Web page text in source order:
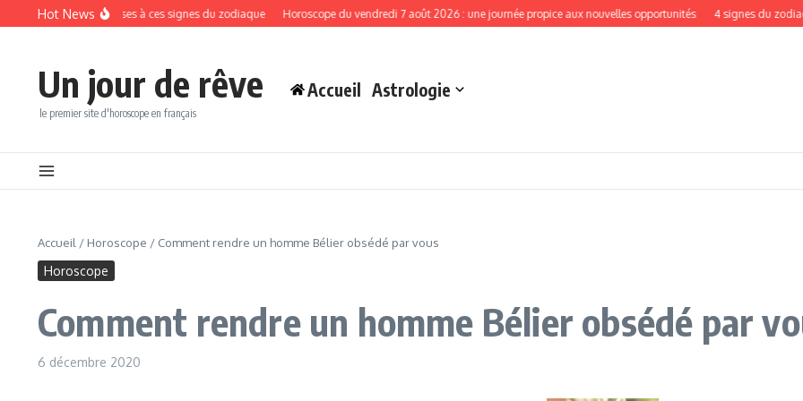
Aller au contenu
Hot News
amoureuses à ces signes du zodiaque Horoscope du vendredi 7 août 2026 : une journée propice aux nouvelles opportunités 4 signes du zodiaque
Un jour de rêve
le premier site d'horoscope en français
Accueil Astrologie
Accueil / Horoscope / Comment rendre un homme Bélier obsédé par vous
Horoscope
Comment rendre un homme Bélier obsédé par
6 décembre 2020